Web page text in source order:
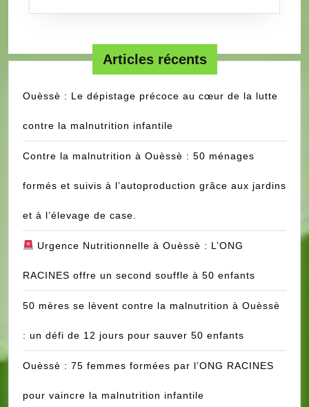
SES
ACTUALITES
DANS
COMMUNES
DE
SAVALOU
ET
pour
stage
Articles récents
Ouèssè : Le dépistage précoce au cœur de la lutte
contre la malnutrition infantile
Contre la malnutrition à Ouèssè : 50 ménages
formés et suivis à l’autoproduction grâce aux jardins
et à l’élevage de case.
Urgence Nutritionnelle à Ouèssè : L’ONG
RACINES offre un second souffle à 50 enfants
50 mères se lèvent contre la malnutrition à Ouèssè
: un défi de 12 jours pour sauver 50 enfants
Ouèssè : 75 femmes formées par l’ONG RACINES
pour vaincre la malnutrition infantile